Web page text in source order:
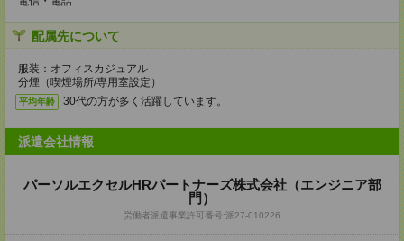
配属先について
服装：オフィスカジュアル
分煙（喫煙場所/専用室設定）
平均年齢 30代の方が多く活躍しています。
派遣会社情報
パーソルエクセルHRパートナーズ株式会社（エンジニア部
門）
労働者派遣事業許可番号:派27-010226